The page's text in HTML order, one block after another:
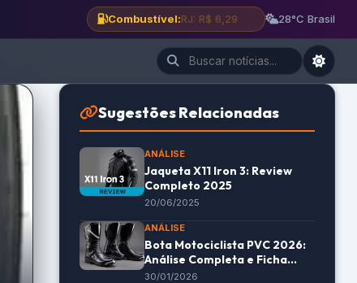
Combustível:BH: R$ 6,12 28°C Brasil
Sugestões Relacionadas
ANÁLISE
Jaqueta X11 Iron 3: Review
Completo 2025
20/06/2025
ANÁLISE
Bota Motociclista PVC 2026:
Análise Completa e Ficha
Técnica Detalhada
30/01/2026